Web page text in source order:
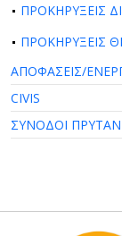
ΠΡΟΚΗΡΥΞΕΙΣ
ΠΡΟΚΗΡΥΞΕΙΣ
ΑΠΟΦΑΣΕΙΣ/
CIVIS
ΣΥΝΟΔΟΙ